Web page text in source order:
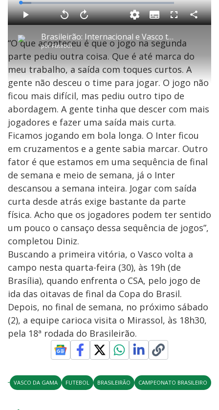
P
l
a
y
V
i
d
e
o
Brasileirão: Internacional e Vasco têm partida movimentada neste domingo (27), mas empatam em 1 a 1
porFutebol
P V
t
a
r
0
g
n
d
o
s
A
n
1
0
s
e
u
n
o
s
M
u
o
L
o
a
d
e
.
9
%
S
u
b
i
t
l
s
F
s
c
e
e
n
C
o
i
l
“O que aconteceu é que o jogo na segunda
parte pediu outra coisa. Que é até marca do
meu trabalho, a saída com toques curtos. A
gente não desceu o time para jogar. O jogo não
ficou mais difícil, mas pediu outro tipo de
abordagem. A gente tinha que descer com mais
jogadores e fazer uma saída mais curta.
Ficamos jogando em bola longa. O Inter ficou
em cruzamentos e a gente sabia marcar. Outro
fator é que estamos em uma sequência de final
de semana e meio de semana, já o Inter
descansou a semana inteira. Jogar com saída
curta desde atrás exige bastante da parte
física. Acho que os jogadores podem ter sentido
um pouco o cansaço dessa sequência de jogos”,
completou Diniz.
Buscando a primeira vitória, o Vasco volta a
campo nesta quarta-feira (30), às 19h (de
Brasília), quando enfrenta o CSA, pelo jogo de
ida das oitavas de final da Copa do Brasil.
Depois, no final de semana, no próximo sábado
(2), a equipe carioca visita o Mirassol, às 18h30,
pela 18ª rodada do Brasileirão.
VASCO DA GAMA FUTEBOL BRASILEIRÃO CAMPEONATO BRASILEIRO